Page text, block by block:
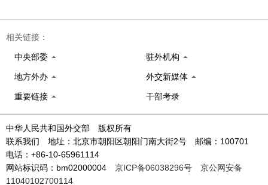
相关链接：
中央部委 驻外机构
地方外办 外交新媒体
重要链接 干部考录
中华人民共和国外交部 版权所有
联系我们 地址：北京市朝阳区朝阳门南大街2号 邮编：100701
电话：+86-10-65961114
网站标识码：bm02000004 京ICP备06038296号
京公网安备
11040102700114